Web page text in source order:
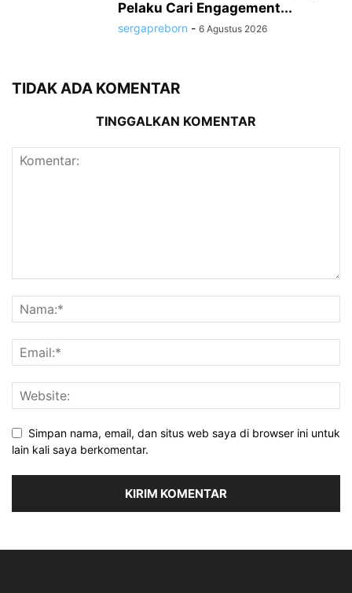
Pelaku Cari Engagement...
sergapreborn - 6 Agustus 2026
TIDAK ADA KOMENTAR
TINGGALKAN KOMENTAR
Simpan nama, email, dan situs web saya di browser ini untuk
lain kali saya berkomentar.